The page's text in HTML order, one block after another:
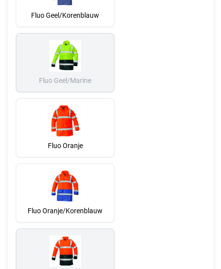
Fluo Geel/Korenblauw
Fluo Geel/Marine
Fluo Oranje
Fluo Oranje/Korenblauw